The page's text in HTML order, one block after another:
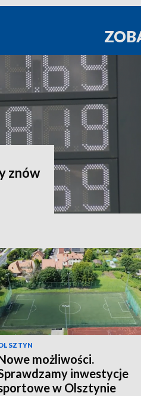
znów
możliwości.
inwestycje
w Olsztynie